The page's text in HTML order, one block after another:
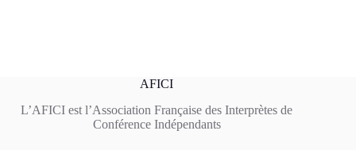
AFICI
L’AFICI est l’Association Française des Interprètes de
Conférence Indépendants